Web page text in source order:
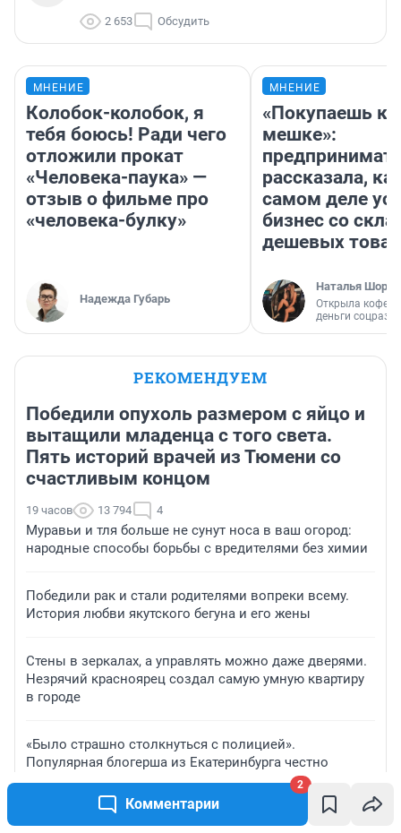
Комментарии
2
2 653 Обсудить
МНЕНИЕ
Колобок-колобок, я
тебя боюсь! Ради чего
отложили прокат
«Человека-паука» —
отзыв о фильме про
«человека-булку»
Надежда Губарь
МНЕНИЕ
«Покупаешь
мешке»:
рассказала,
самом деле
бизнес со
дешевых
Наталья
Открыла
деньги
РЕКОМЕНДУЕМ
Победили опухоль размером с яйцо и
вытащили младенца с того света.
Пять историй врачей из Тюмени со
счастливым концом
19 часов 13 794 4
Муравьи и тля больше не сунут носа в ваш огород:
народные способы борьбы с вредителями без химии
Победили рак и стали родителями вопреки всему.
История любви якутского бегуна и его жены
Стены в зеркалах, а управлять можно даже дверями.
Незрячий красноярец создал самую умную квартиру
в городе
«Было страшно столкнуться с полицией».
Популярная блогерша из Екатеринбурга честно
рассказала об отдыхе в Грузии